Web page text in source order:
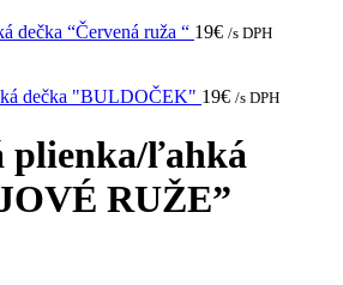
dečka “Červená ruža “ 19€ /s DPH
dečka "BULDOČEK" 19€ /s DPH
plienka/ľahká
RUŽE”